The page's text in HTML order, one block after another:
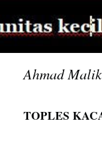
Ahmad
TOPLES